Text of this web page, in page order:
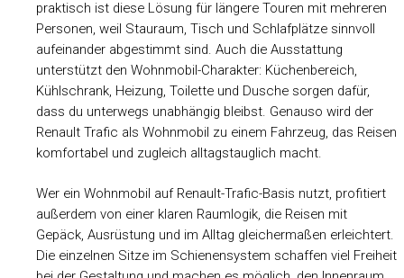
praktisch ist diese Lösung für längere Touren mit mehreren
Personen, weil Stauraum, Tisch und Schlafplätze sinnvoll
aufeinander abgestimmt sind. Auch die Ausstattung
unterstützt den Wohnmobil-Charakter: Küchenbereich,
Kühlschrank, Heizung, Toilette und Dusche sorgen dafür,
dass du unterwegs unabhängig bleibst. Genauso wird der
Renault Trafic als Wohnmobil zu einem Fahrzeug, das Reisen
komfortabel und zugleich alltagstauglich macht.
Wer ein Wohnmobil auf Renault-Trafic-Basis nutzt, profitiert
außerdem von einer klaren Raumlogik, die Reisen mit
Gepäck, Ausrüstung und im Alltag gleichermaßen erleichtert.
Die einzelnen Sitze im Schienensystem schaffen viel Freiheit